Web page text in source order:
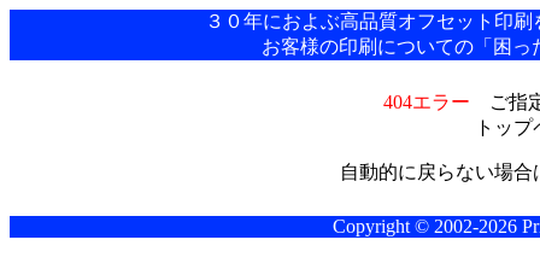
３０年におよぶ高品質オフセット印
お客様の印刷についての「困
404エラー ご指
トッ
自動的に戻らない場合
Copyright © 2002-2026